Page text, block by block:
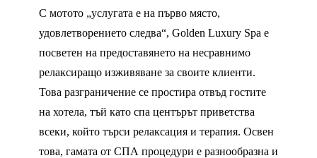
С мотото „услугата е на първо място,
удовлетворението следва“, Golden Luxury Spa е
посветен на предоставянето на несравнимо
релаксиращо изживяване за своите клиенти.
Това разграничение се простира отвъд гостите
на хотела, тъй като спа центърът приветства
всеки, който търси релаксация и терапия. Освен
това, гамата от СПА процедури е разнообразна и